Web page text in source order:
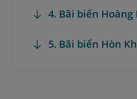
4. Bãi biển Hoàng
5. Bãi biển Hòn